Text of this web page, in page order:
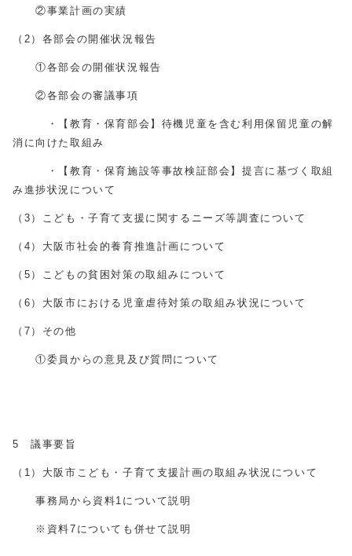
②事業計画の実績
（2）各部会の開催状況報告
①各部会の開催状況報告
②各部会の審議事項
・【教育・保育部会】待機児童を含む利用保留児童の解
消に向けた取組み
・【教育・保育施設等事故検証部会】提言に基づく取組
み進捗状況について
（3）こども・子育て支援に関するニーズ等調査について
（4）大阪市社会的養育推進計画について
（5）こどもの貧困対策の取組みについて
（6）大阪市における児童虐待対策の取組み状況について
（7）その他
①委員からの意見及び質問について
5 議事要旨
（1）大阪市こども・子育て支援計画の取組み状況について
事務局から資料1について説明
※資料7についても併せて説明